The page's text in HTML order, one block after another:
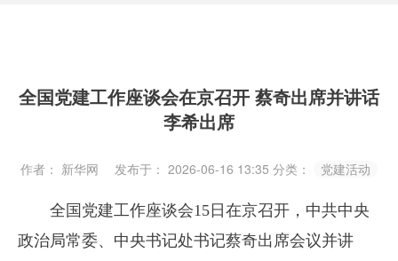
全国党建工作座谈会在京召开 蔡奇出席并讲话
李希出席
作者： 新华网 发布于： 2026-06-16 13:35 分类： 党建活动
全国党建工作座谈会15日在京召开，中共中央
政治局常委、中央书记处书记蔡奇出席会议并讲